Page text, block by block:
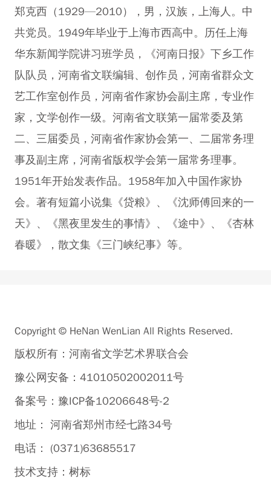
郑克西（1929—2010），男，汉族，上海人。中
共党员。1949年毕业于上海市西高中。历任上海
华东新闻学院讲习班学员，《河南日报》下乡工作
队队员，河南省文联编辑、创作员，河南省群众文
艺工作室创作员，河南省作家协会副主席，专业作
家，文学创作一级。河南省文联第一届常委及第
二、三届委员，河南省作家协会第一、二届常务理
事及副主席，河南省版权学会第一届常务理事。
1951年开始发表作品。1958年加入中国作家协
会。著有短篇小说集《贷粮》、《沈师傅回来的一
天》、《黑夜里发生的事情》、《途中》、《杏林
春暖》，散文集《三门峡纪事》等。
Copyright © HeNan WenLian All Rights Reserved.
版权所有：河南省文学艺术界联合会
豫公网安备：41010502002011号
备案号：豫ICP备10206648号-2
地址： 河南省郑州市经七路34号
电话： (0371)63685517
技术支持： 树标